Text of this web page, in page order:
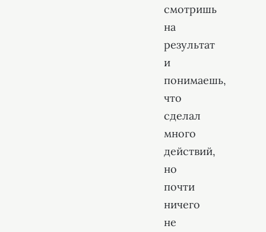
смотришь
на
результат
и
понимаешь,
что
сделал
много
действий,
но
почти
ничего
не